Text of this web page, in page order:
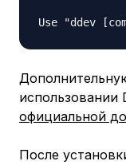
использовании
официальной
После